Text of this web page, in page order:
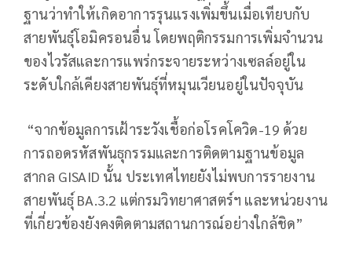
ฐานว่าทำให้เกิดอาการรุนแรงเพิ่มขึ้นเมื่อเทียบกับ
สายพันธุ์โอมิครอนอื่น โดยพฤติกรรมการเพิ่มจำนวน
ของไวรัสและการแพร่กระจายระหว่างเซลล์อยู่ใน
ระดับใกล้เคียงสายพันธุ์ที่หมุนเวียนอยู่ในปัจจุบัน
“จากข้อมูลการเฝ้าระวังเชื้อก่อโรคโควิด-19 ด้วย
การถอดรหัสพันธุกรรมและการติดตามฐานข้อมูล
สากล GISAID นั้น ประเทศไทยยังไม่พบการรายงาน
สายพันธุ์ BA.3.2 แต่กรมวิทยาศาสตร์ฯ และหน่วยงาน
ที่เกี่ยวข้องยังคงติดตามสถานการณ์อย่างใกล้ชิด”